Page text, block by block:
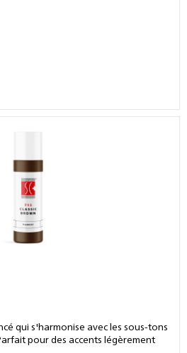
qui s'harmonise avec les sous-tons
pour des accents légèrement